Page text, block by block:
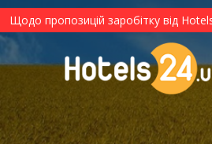
Щодо пропозицій заробітку від